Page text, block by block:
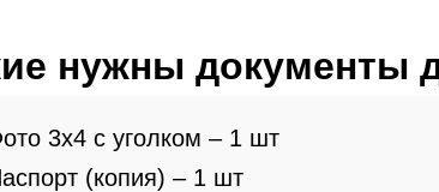
нужны документы
3х4 с уголком – 1 шт
(копия) – 1 шт